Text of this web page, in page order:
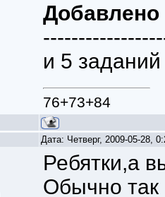
Добавлено
и 5
76+73+84
Дата: Четверг, 2009-05-28,
Ребятки,а
Обычно так